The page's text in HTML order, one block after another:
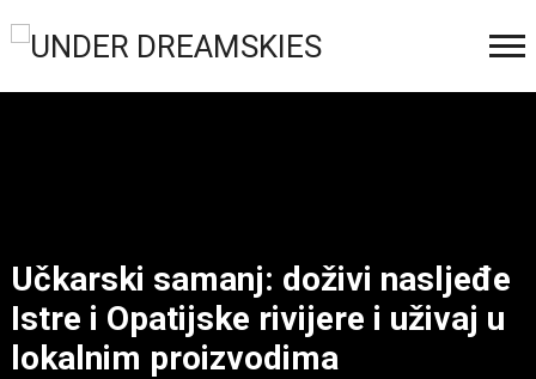
Učkarski samanj: doživi nasljeđe
Istre i Opatijske rivijere i uživaj u
lokalnim proizvodima